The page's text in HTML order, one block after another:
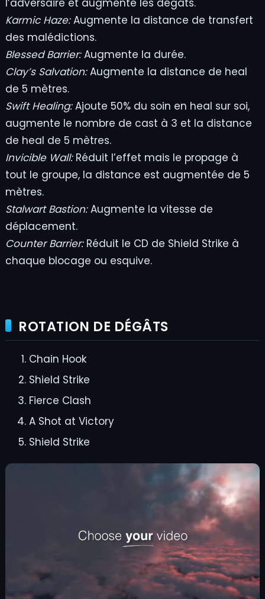
l’adversaire et augmente les dégâts.
Karmic Haze:Augmente la distance de transfert
des malédictions.
Blessed Barrier:Augmente la durée.
Clay’s Salvation:Augmente la distance de heal
de 5 mètres.
Swift Healing:Ajoute 50% du soin en heal sur soi,
augmente le nombre de cast à 3 et la distance
de heal de 5 mètres.
Invicible Wall:Réduit l’effet mais le propage à
tout le groupe, la distance est augmentée de 5
mètres.
Stalwart Bastion:Augmente la vitesse de
déplacement.
Counter Barrier:Réduit le CD de Shield Strike à
chaque blocage ou esquive.
ROTATION DE DÉGÂTS
Chain Hook
Shield Strike
Fierce Clash
A Shot at Victory
Shield Strike